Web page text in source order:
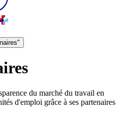
du marché du travail en
d'emploi grâce à ses partenaires